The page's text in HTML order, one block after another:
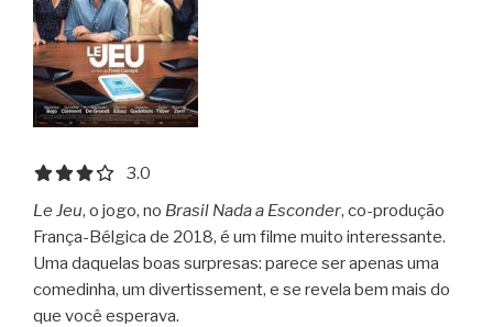
3.0 out of 5.0 stars
3.0
Le Jeu, o jogo, no Brasil Nada a Esconder, co-produção
França-Bélgica de 2018, é um filme muito interessante.
Uma daquelas boas surpresas: parece ser apenas uma
comedinha, um divertissement, e se revela bem mais do
que você esperava.